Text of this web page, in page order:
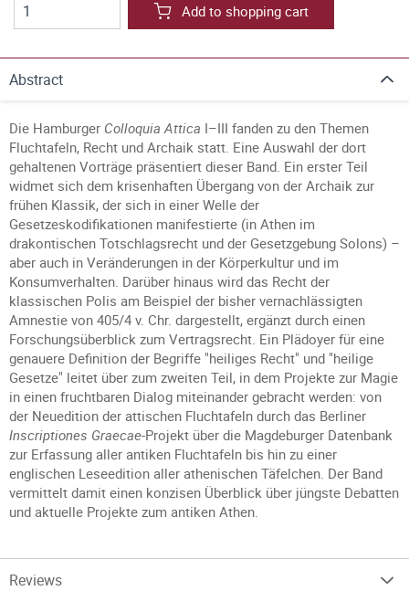
Add to shopping cart
Abstract
Die Hamburger Colloquia Attica I–III fanden zu den Themen
Fluchtafeln, Recht und Archaik statt. Eine Auswahl der dort
gehaltenen Vorträge präsentiert dieser Band. Ein erster Teil
widmet sich dem krisenhaften Übergang von der Archaik zur
frühen Klassik, der sich in einer Welle der
Gesetzeskodifikationen manifestierte (in Athen im
drakontischen Totschlagsrecht und der Gesetzgebung Solons) –
aber auch in Veränderungen in der Körperkultur und im
Konsumverhalten. Darüber hinaus wird das Recht der
klassischen Polis am Beispiel der bisher vernachlässigten
Amnestie von 405/4 v. Chr. dargestellt, ergänzt durch einen
Forschungsüberblick zum Vertragsrecht. Ein Plädoyer für eine
genauere Definition der Begriffe "heiliges Recht" und "heilige
Gesetze" leitet über zum zweiten Teil, in dem Projekte zur Magie
in einen fruchtbaren Dialog miteinander gebracht werden: von
der Neuedition der attischen Fluchtafeln durch das Berliner
Inscriptiones Graecae-Projekt über die Magdeburger Datenbank
zur Erfassung aller antiken Fluchtafeln bis hin zu einer
englischen Leseedition aller athenischen Täfelchen. Der Band
vermittelt damit einen konzisen Überblick über jüngste Debatten
und aktuelle Projekte zum antiken Athen.
Reviews